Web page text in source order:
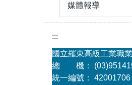
媒體報導
:::
國立羅東高級工業職
總 機：
統一編號： 42001706